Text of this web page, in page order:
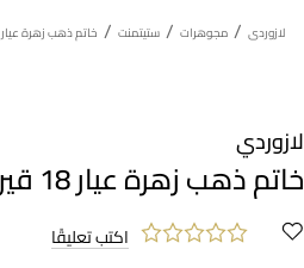
لازوردى / مجوهرات / ستيتمنت / خاتم ذهب زهرة عيار 18 قيراط مزين بالألماس
لازوردي
خاتم ذهب زهرة عيار 18 قيراط مزين بالألماس
اكتب تعليقًا